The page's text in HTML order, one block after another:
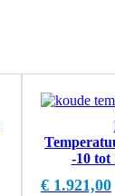
-10 tot
€ 1.921,00